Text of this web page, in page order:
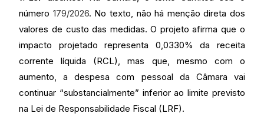
número 179/2026. No texto, não há menção direta dos
valores de custo das medidas. O projeto afirma que o
impacto projetado representa 0,0330% da receita
corrente líquida (RCL), mas que, mesmo com o
aumento, a despesa com pessoal da Câmara vai
continuar “substancialmente” inferior ao limite previsto
na Lei de Responsabilidade Fiscal (LRF).